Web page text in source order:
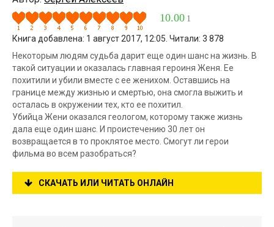
10.00 1
Книга добавлена: 1 август 2017, 12:05. Читали: 3 878
Некоторым людям судьба дарит еще один шанс на жизнь. В
такой ситуации и оказалась главная героиня Женя. Ее
похитили и убили вместе с ее женихом. Оставшись на
границе между жизнью и смертью, она смогла выжить и
осталась в окружении тех, кто ее похитил.
Убийца Жени оказался геологом, которому также жизнь
дала еще один шанс. И проистечению 30 лет он
возвращается в то проклятое место. Смогут ли герои
фильма во всем разобраться?
СКАЧАТЬ ИЛИ ЧИТАТЬ ОНЛАЙН